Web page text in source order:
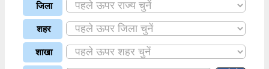
जिला
शहर
शाखा